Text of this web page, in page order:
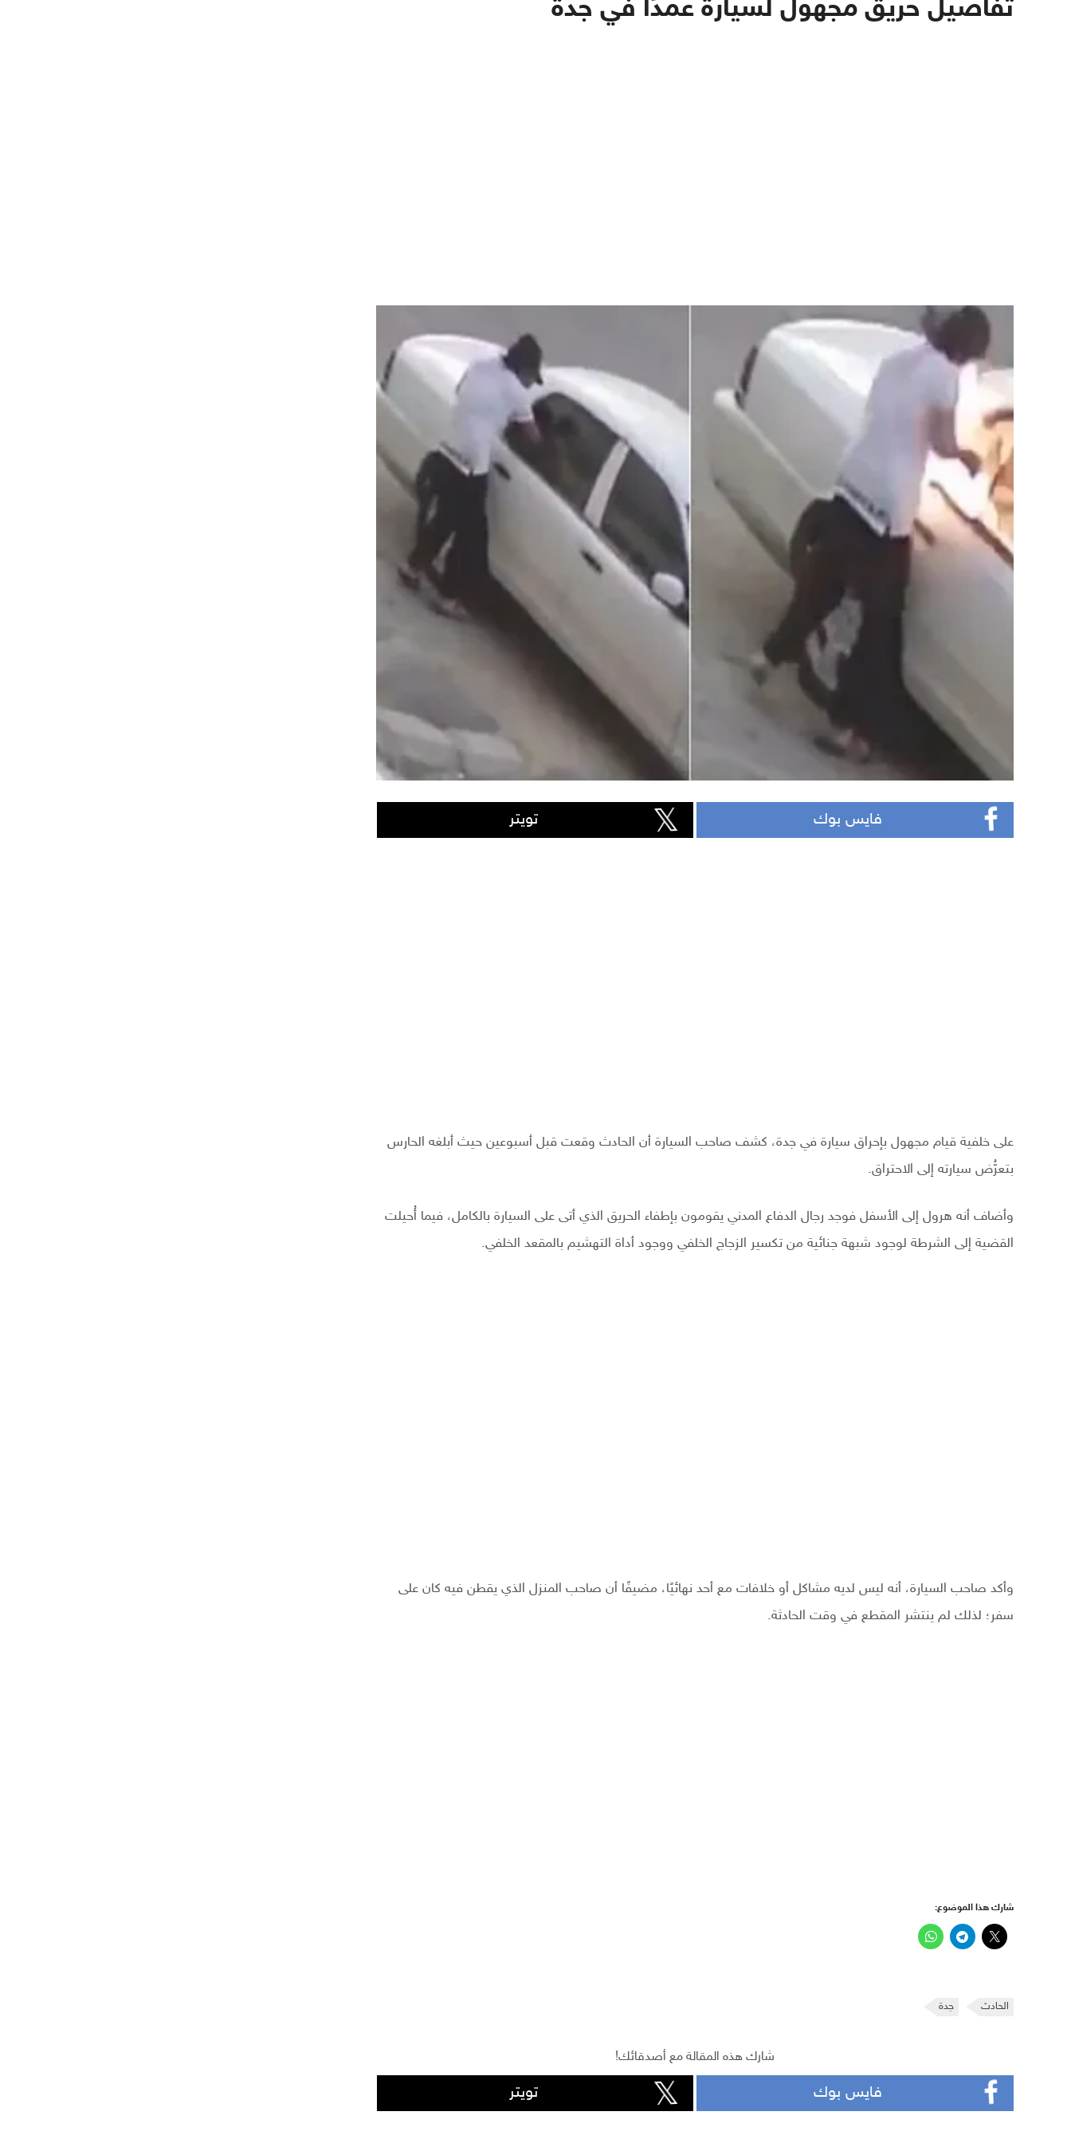
تفاصيل حريق مجهول لسيارة عمدًا في جدة
فايس بوك تويتر
على خلفية قيام مجهول بإحراق سيارة في جدة، كشف صاحب السيارة أن الحادث وقعت قبل أسبوعين حيث أبلغه الحارس
بتعرُّض سيارته إلى الاحتراق.
وأضاف أنه هرول إلى الأسفل فوجد رجال الدفاع المدني يقومون بإطفاء الحريق الذي أتى على السيارة بالكامل، فيما أُحيلت
القضية إلى الشرطة لوجود شبهة جنائية من تكسير الزجاج الخلفي ووجود أداة التهشيم بالمقعد الخلفي.
وأكد صاحب السيارة، أنه ليس لديه مشاكل أو خلافات مع أحد نهائيًا، مضيفًا أن صاحب المنزل الذي يقطن فيه كان على
سفر؛ لذلك لم ينتشر المقطع في وقت الحادثة.
شارك هذا الموضوع:
الحادث جدة
شارك هذه المقالة مع أصدقائك!
فايس بوك تويتر